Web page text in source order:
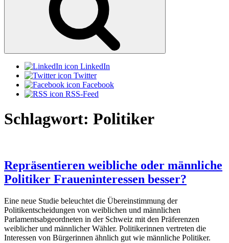
LinkedIn
Twitter
Facebook
RSS-Feed
Schlagwort: Politiker
Repräsentieren weibliche oder männliche
Politiker Fraueninteressen besser?
Eine neue Studie beleuchtet die Übereinstimmung der
Politikentscheidungen von weiblichen und männlichen
Parlamentsabgeordneten in der Schweiz mit den Präferenzen
weiblicher und männlicher Wähler. Politikerinnen vertreten die
Interessen von Bürgerinnen ähnlich gut wie männliche Politiker.